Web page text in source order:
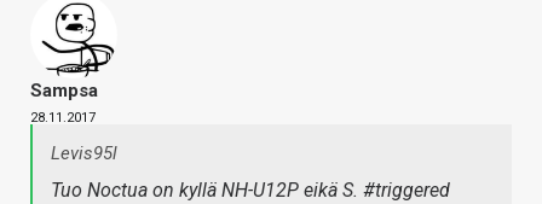
Sampsa
28.11.2017
Levis95l
Tuo Noctua on kyllä NH-U12P eikä S. #triggered